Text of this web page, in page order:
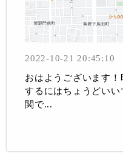
2022-10-21 20:45:10
おはようございます
するにはちょうどい
関で...